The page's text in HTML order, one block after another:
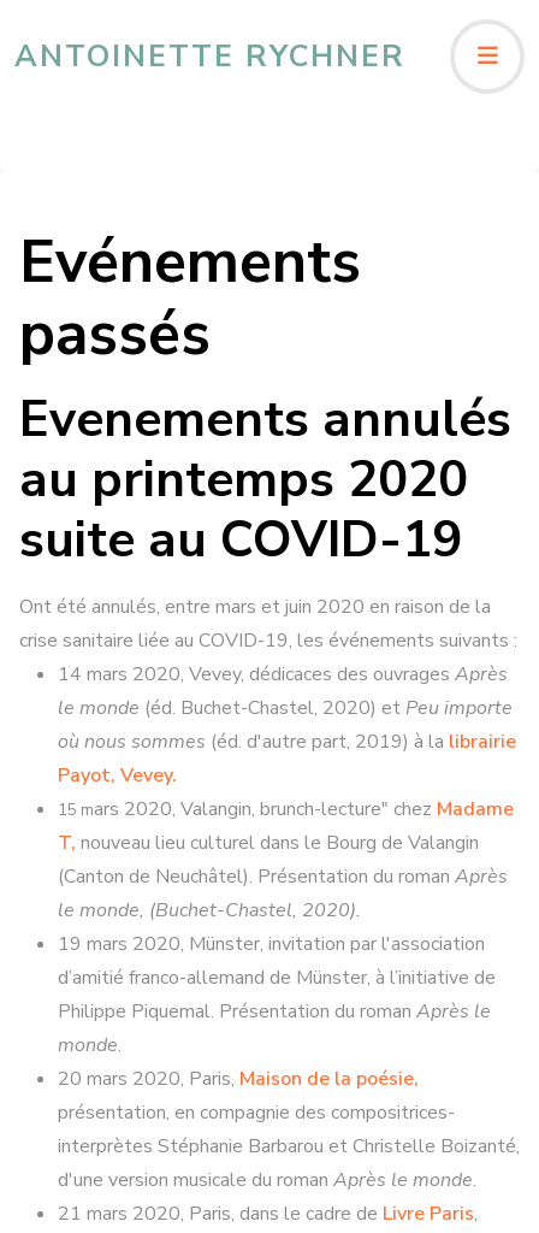
ANTOINETTE RYCHNER
Evénements
passés
Evenements annulés
au printemps 2020
suite au COVID-19
Ont été annulés, entre mars et juin 2020 en raison de la
crise sanitaire liée au COVID-19, les événements suivants :
14 mars 2020, Vevey, dédicaces des ouvrages Après
le monde (éd. Buchet-Chastel, 2020) et Peu importe
où nous sommes (éd. d'autre part, 2019) à la librairie
Payot, Vevey.
15 mars 2020, Valangin, brunch-lecture" chez Madame
T, nouveau lieu culturel dans le Bourg de Valangin
(Canton de Neuchâtel). Présentation du roman Après
le monde, (Buchet-Chastel, 2020).
19 mars 2020, Münster, invitation par l'association
d’amitié franco-allemand de Münster, à l’initiative de
Philippe Piquemal. Présentation du roman Après le
monde.
20 mars 2020, Paris, Maison de la poésie,
présentation, en compagnie des compositrices-
interprètes Stéphanie Barbarou et Christelle Boizanté,
d'une version musicale du roman Après le monde.
21 mars 2020, Paris, dans le cadre de Livre Paris,